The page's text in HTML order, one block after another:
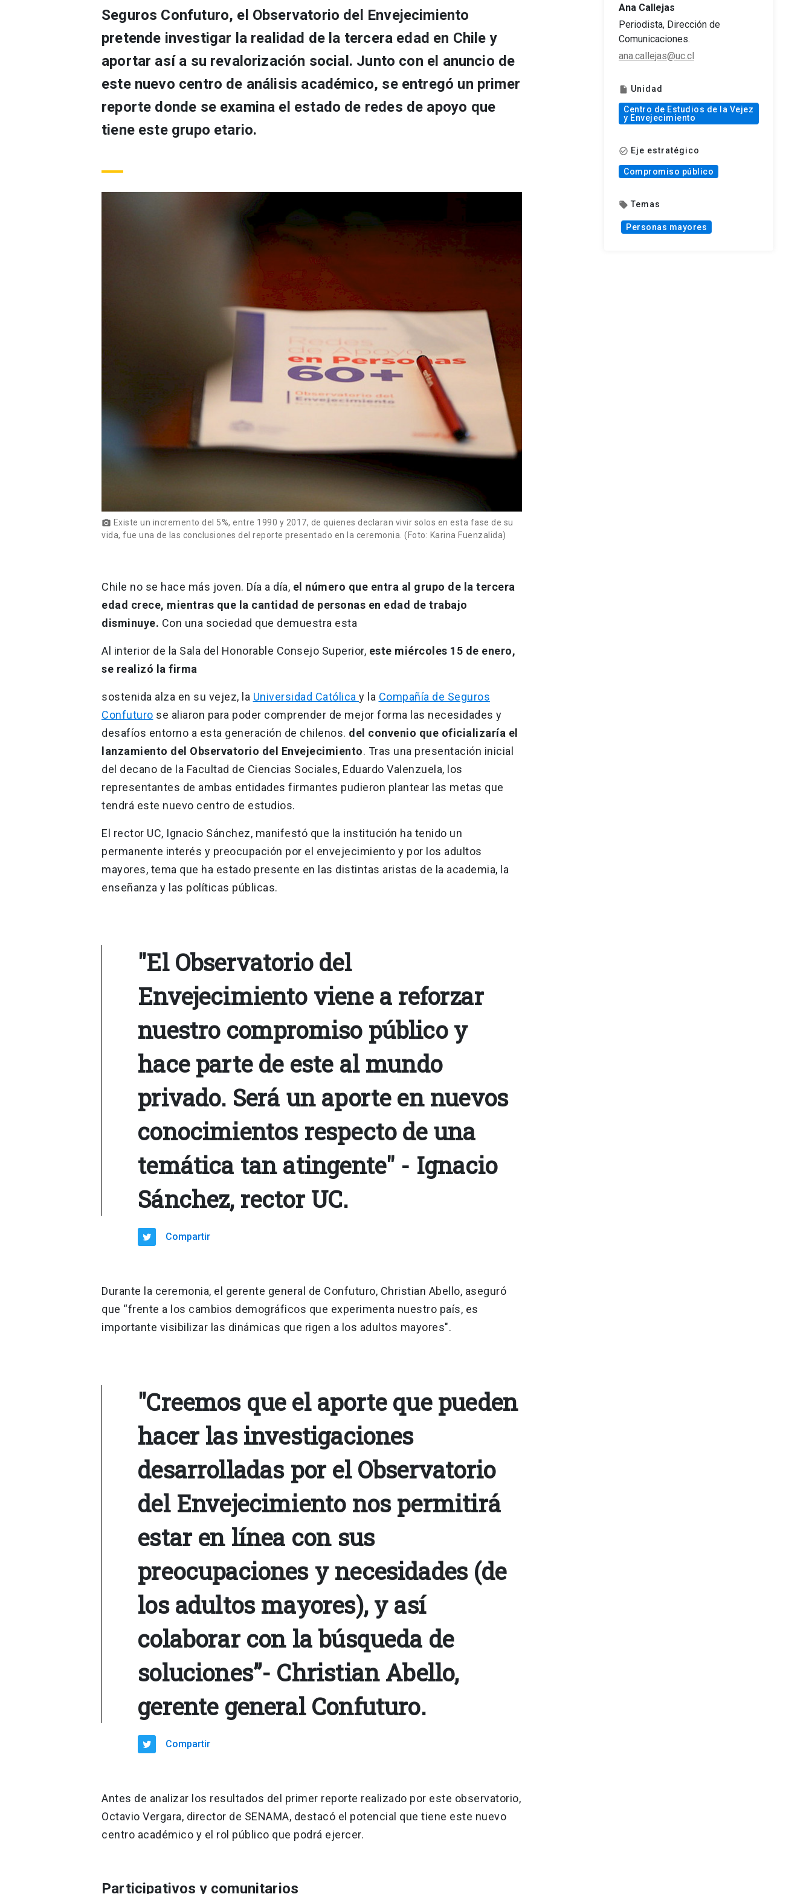
Seguros Confuturo, el Observatorio del Envejecimiento
pretende investigar la realidad de la tercera edad en Chile y
aportar así a su revalorización social. Junto con el anuncio de
este nuevo centro de análisis académico, se entregó un primer
reporte donde se examina el estado de redes de apoyo que
tiene este grupo etario.
photo_camera Existe un incremento del 5%, entre 1990 y 2017, de quienes declaran vivir solos en esta fase de su
vida, fue una de las conclusiones del reporte presentado en la ceremonia. (Foto: Karina Fuenzalida)
Chile no se hace más joven. Día a día, el número que entra al grupo de la tercera
edad crece, mientras que la cantidad de personas en edad de trabajo
disminuye. Con una sociedad que demuestra esta
Al interior de la Sala del Honorable Consejo Superior, este miércoles 15 de enero,
se realizó la firma
sostenida alza en su vejez, la Universidad Católica y la Compañía de Seguros
Confuturo se aliaron para poder comprender de mejor forma las necesidades y
desafíos entorno a esta generación de chilenos. del convenio que oficializaría el
lanzamiento del Observatorio del Envejecimiento. Tras una presentación inicial
del decano de la Facultad de Ciencias Sociales, Eduardo Valenzuela, los
representantes de ambas entidades firmantes pudieron plantear las metas que
tendrá este nuevo centro de estudios.
El rector UC, Ignacio Sánchez, manifestó que la institución ha tenido un
permanente interés y preocupación por el envejecimiento y por los adultos
mayores, tema que ha estado presente en las distintas aristas de la academia, la
enseñanza y las políticas públicas.
"El Observatorio del
Envejecimiento viene a reforzar
nuestro compromiso público y
hace parte de este al mundo
privado. Será un aporte en nuevos
conocimientos respecto de una
temática tan atingente" - Ignacio
Sánchez, rector UC.
Compartir
Durante la ceremonia, el gerente general de Confuturo, Christian Abello, aseguró
que “frente a los cambios demográficos que experimenta nuestro país, es
importante visibilizar las dinámicas que rigen a los adultos mayores".
"Creemos que el aporte que pueden
hacer las investigaciones
desarrolladas por el Observatorio
del Envejecimiento nos permitirá
estar en línea con sus
preocupaciones y necesidades (de
los adultos mayores), y así
colaborar con la búsqueda de
soluciones”- Christian Abello,
gerente general Confuturo.
Compartir
Antes de analizar los resultados del primer reporte realizado por este observatorio,
Octavio Vergara, director de SENAMA, destacó el potencial que tiene este nuevo
centro académico y el rol público que podrá ejercer.
Participativos y comunitarios
Ana Callejas
Periodista, Dirección de
Comunicaciones.
ana.callejas@uc.cl
insert_drive_file Unidad
Centro de Estudios de la Vejez
y Envejecimiento
check_circle_outline Eje estratégico
Compromiso público
local_offer Temas
Personas mayores